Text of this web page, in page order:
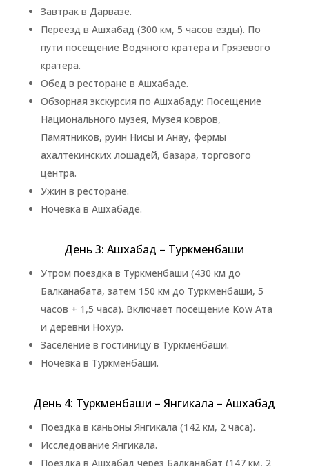
Завтрак в Дарвазе.
Переезд в Ашхабад (300 км, 5 часов езды). По
пути посещение Водяного кратера и Грязевого
кратера.
Обед в ресторане в Ашхабаде.
Обзорная экскурсия по Ашхабаду: Посещение
Национального музея, Музея ковров,
Памятников, руин Нисы и Анау, фермы
ахалтекинских лошадей, базара, торгового
центра.
Ужин в ресторане.
Ночевка в Ашхабаде.
День 3: Ашхабад – Туркменбаши
Утром поездка в Туркменбаши (430 км до
Балканабата, затем 150 км до Туркменбаши, 5
часов + 1,5 часа). Включает посещение Кow Ата
и деревни Нохур.
Заселение в гостиницу в Туркменбаши.
Ночевка в Туркменбаши.
День 4: Туркменбаши – Янгикала – Ашхабад
Поездка в каньоны Янгикала (142 км, 2 часа).
Исследование Янгикала.
Поездка в Ашхабад через Балканабат (147 км, 2